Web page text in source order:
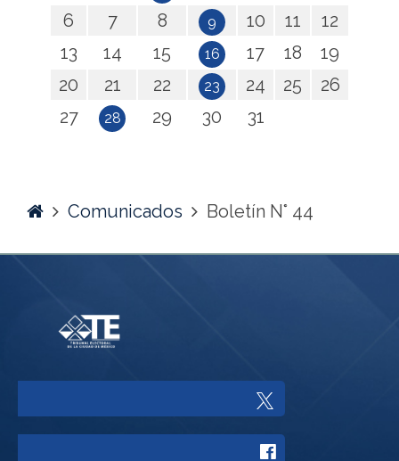
6
7 8 9 10 11
12
13
14 15 16 17 18
19
20
21 22 23 24 25
26
27
28 29 30 31
HomeComunicados Boletín N° 44
a